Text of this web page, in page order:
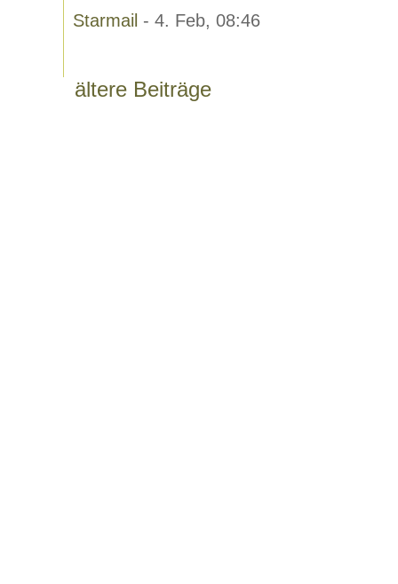
Starmail - 4. Feb, 08:46
ältere Beiträge